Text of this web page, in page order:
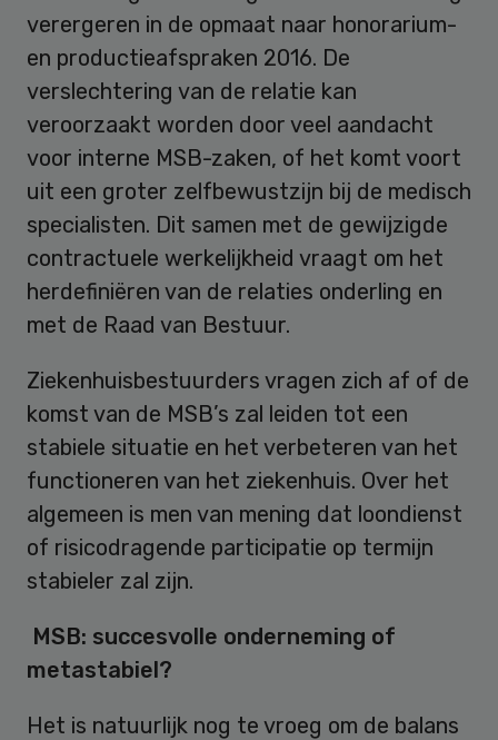
verergeren in de opmaat naar honorarium-
en productieafspraken 2016. De
verslechtering van de relatie kan
veroorzaakt worden door veel aandacht
voor interne MSB-zaken, of het komt voort
uit een groter zelfbewustzijn bij de medisch
specialisten. Dit samen met de gewijzigde
contractuele werkelijkheid vraagt om het
herdefiniëren van de relaties onderling en
met de Raad van Bestuur.
Ziekenhuisbestuurders vragen zich af of de
komst van de MSB’s zal leiden tot een
stabiele situatie en het verbeteren van het
functioneren van het ziekenhuis. Over het
algemeen is men van mening dat loondienst
of risicodragende participatie op termijn
stabieler zal zijn.
MSB: succesvolle onderneming of
metastabiel?
Het is natuurlijk nog te vroeg om de balans